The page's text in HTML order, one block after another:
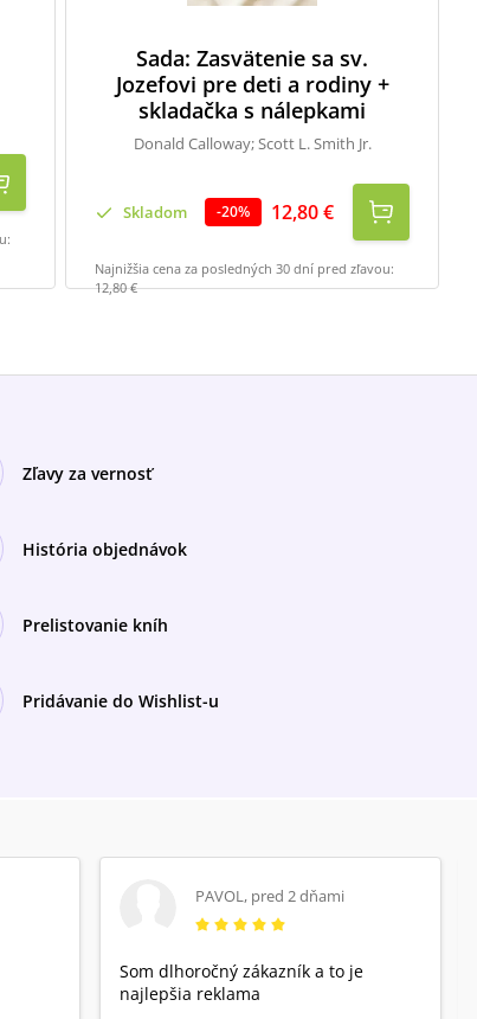
Sada: Zasvätenie sa sv.
Jozefovi pre deti a rodiny +
skladačka s nálepkami
Donald Calloway; Scott L. Smith Jr.
Skladom -20% 12,80 €
Najnižšia cena za posledných 30 dní pred zľavou:
12,80 €
Zľavy za vernosť
História objednávok
Prelistovanie kníh
Pridávanie do Wishlist-u
PAVOL, pred 2 dňami
Som dlhoročný zákazník a to je
najlepšia reklama